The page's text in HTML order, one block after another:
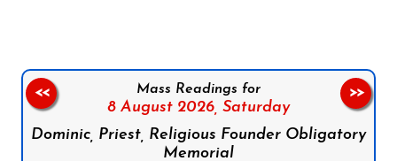
Mass Readings for
8 August 2026, Saturday
Dominic, Priest, Religious Founder Obligatory
Memorial
<< >>